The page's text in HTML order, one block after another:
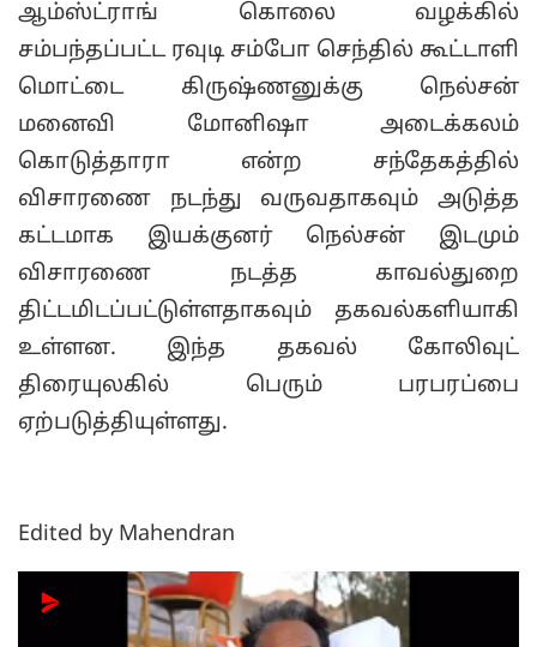
ஆம்ஸ்ட்ராங் கொலை வழக்கில்
சம்பந்தப்பட்ட ரவுடி சம்போ செந்தில் கூட்டாளி
மொட்டை கிருஷ்ணனுக்கு நெல்சன்
மனைவி மோனிஷா அடைக்கலம்
கொடுத்தாரா என்ற சந்தேகத்தில்
விசாரணை நடந்து வருவதாகவும் அடுத்த
கட்டமாக இயக்குனர் நெல்சன் இடமும்
விசாரணை நடத்த காவல்துறை
திட்டமிடப்பட்டுள்ளதாகவும் தகவல்களியாகி
உள்ளன. இந்த தகவல் கோலிவுட்
திரையுலகில் பெரும் பரபரப்பை
ஏற்படுத்தியுள்ளது.
Edited by Mahendran